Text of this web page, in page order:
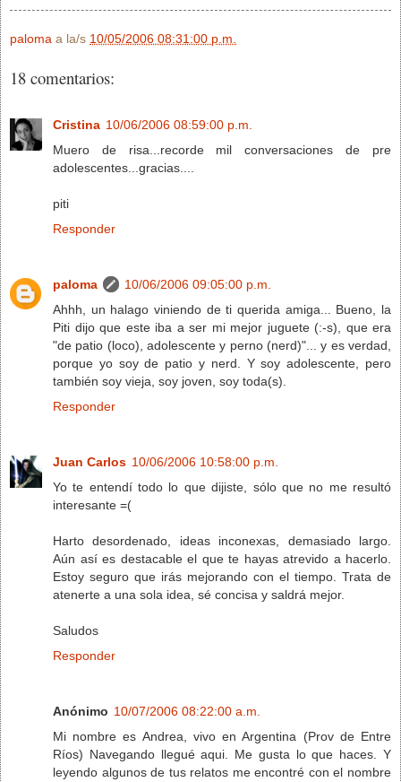
paloma a la/s 10/05/2006 08:31:00 p.m.
18 comentarios:
Cristina 10/06/2006 08:59:00 p.m.
Muero de risa...recorde mil conversaciones de pre
adolescentes...gracias....
piti
Responder
paloma
10/06/2006 09:05:00 p.m.
Ahhh, un halago viniendo de ti querida amiga... Bueno, la
Piti dijo que este iba a ser mi mejor juguete (:-s), que era
"de patio (loco), adolescente y perno (nerd)"... y es verdad,
porque yo soy de patio y nerd. Y soy adolescente, pero
también soy vieja, soy joven, soy toda(s).
Responder
Juan Carlos 10/06/2006 10:58:00 p.m.
Yo te entendí todo lo que dijiste, sólo que no me resultó
interesante =(
Harto desordenado, ideas inconexas, demasiado largo.
Aún así es destacable el que te hayas atrevido a hacerlo.
Estoy seguro que irás mejorando con el tiempo. Trata de
atenerte a una sola idea, sé concisa y saldrá mejor.
Saludos
Responder
Anónimo 10/07/2006 08:22:00 a.m.
Mi nombre es Andrea, vivo en Argentina (Prov de Entre
Ríos) Navegando llegué aqui. Me gusta lo que haces. Y
leyendo algunos de tus relatos me encontré con el nombre